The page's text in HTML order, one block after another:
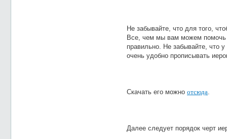
Не забывайте, что для того,
Все, чем мы вам можем помочь
правильно. Не забывайте, что
очень удобно прописывать
Скачать его можно отсюда.
Далее следует порядок черт